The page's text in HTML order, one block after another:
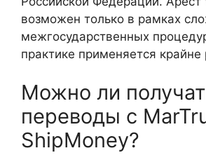
возможен только в рамках
межгосударственных
практике применяется крайне
Можно ли
переводы с
ShipMoney?